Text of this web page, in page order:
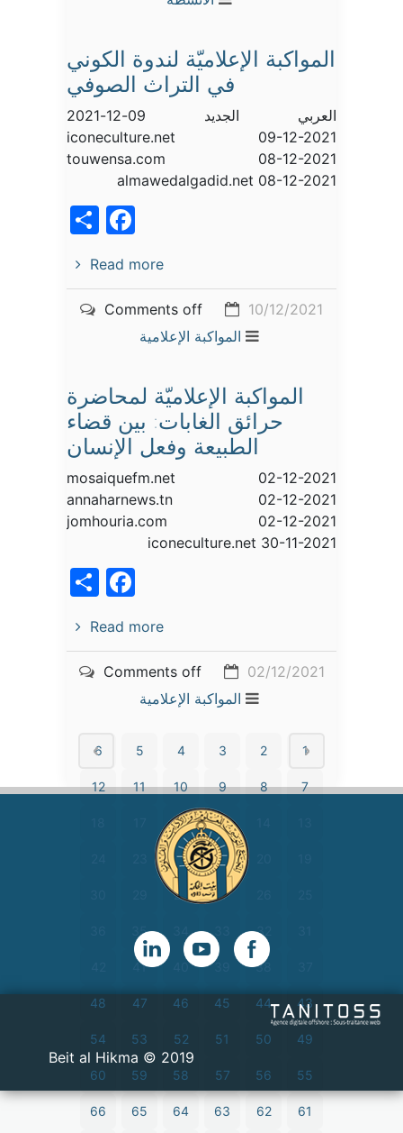
المواكبة الإعلاميّة لندوة الكوني
في التراث الصوفي
العربي الجديد 09-12-2021
iconeculture.net 09-12-2021
touwensa.com 08-12-2021
almawedalgadid.net 08-12-2021
Read more
10/12/2021
Comments off
المواكبة الإعلامية
المواكبة الإعلاميّة لمحاضرة
حرائق الغابات: بين قضاء
الطبيعة وفعل الإنسان
mosaiquefm.net 02-12-2021
annaharnews.tn 02-12-2021
jomhouria.com 02-12-2021
iconeculture.net 30-11-2021
Read more
02/12/2021
Comments off
المواكبة الإعلامية
1
2
3
4
5
6
7
8
9
10
11
12
15
16
21
22
27
28
32
35
38
39
40
41
43
44
45
46
47
48
49
50
51
52
53
54
55
56
57
58
59
60
61
62
63
64
65
66
2019 © Beit al Hikma